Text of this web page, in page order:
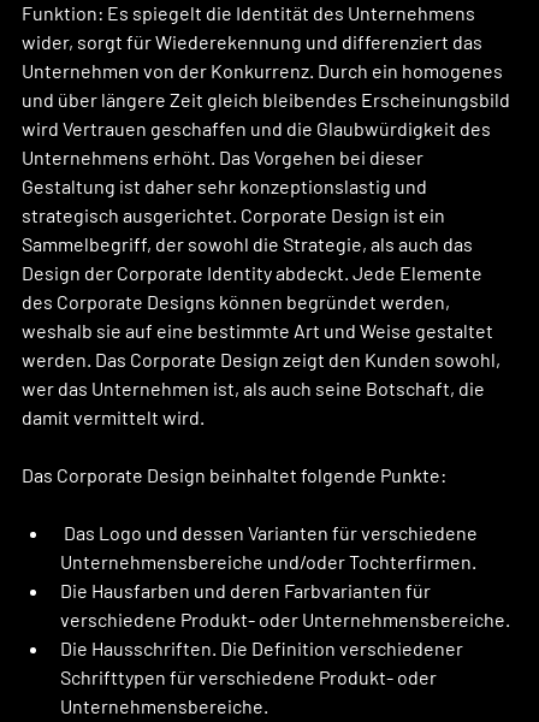
Funktion: Es spiegelt die Identität des Unternehmens
wider, sorgt für Wiederekennung und differenziert das
Unternehmen von der Konkurrenz. Durch ein homogenes
und über längere Zeit gleich bleibendes Erscheinungsbild
wird Vertrauen geschaffen und die Glaubwürdigkeit des
Unternehmens erhöht. Das Vorgehen bei dieser
Gestaltung ist daher sehr konzeptionslastig und
strategisch ausgerichtet. Corporate Design ist ein
Sammelbegriff, der sowohl die Strategie, als auch das
Design der Corporate Identity abdeckt. Jede Elemente
des Corporate Designs können begründet werden,
weshalb sie auf eine bestimmte Art und Weise gestaltet
werden. Das Corporate Design zeigt den Kunden sowohl,
wer das Unternehmen ist, als auch seine Botschaft, die
damit vermittelt wird.
Das Corporate Design beinhaltet folgende Punkte:
Unternehmensbereiche und/oder Tochterfirmen.
Die Hausfarben und deren Farbvarianten für
verschiedene Produkt- oder Unternehmensbereiche.
Die Hausschriften. Die Definition verschiedener
Schrifttypen für verschiedene Produkt- oder
Unternehmensbereiche.